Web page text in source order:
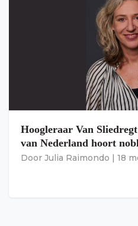
Hoogleraar Van
van Nederland hoort
Door Julia Raimondo | 18